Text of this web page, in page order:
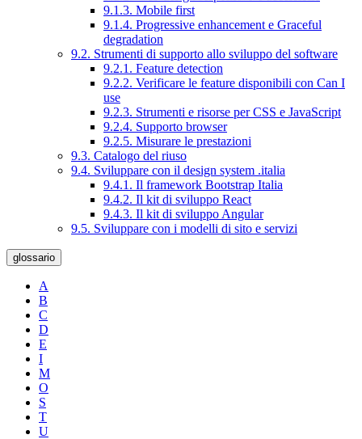
9.1.3. Mobile first
9.1.4. Progressive enhancement e Graceful
degradation
9.2. Strumenti di supporto allo sviluppo del software
9.2.1. Feature detection
9.2.2. Verificare le feature disponibili con Can I
use
9.2.3. Strumenti e risorse per CSS e JavaScript
9.2.4. Supporto browser
9.2.5. Misurare le prestazioni
9.3. Catalogo del riuso
9.4. Sviluppare con il design system .italia
9.4.1. Il framework Bootstrap Italia
9.4.2. Il kit di sviluppo React
9.4.3. Il kit di sviluppo Angular
9.5. Sviluppare con i modelli di sito e servizi
glossario
A
B
C
D
E
I
M
O
S
T
U